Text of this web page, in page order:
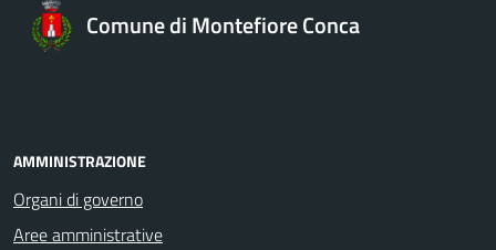
Comune di Montefiore Conca
AMMINISTRAZIONE
Organi di governo
Aree amministrative